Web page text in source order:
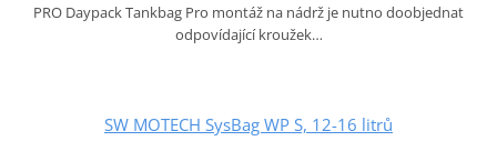
PRO Daypack Tankbag Pro montáž na nádrž je nutno doobjednat
odpovídající kroužek…
SW MOTECH SysBag WP S, 12-16 litrů